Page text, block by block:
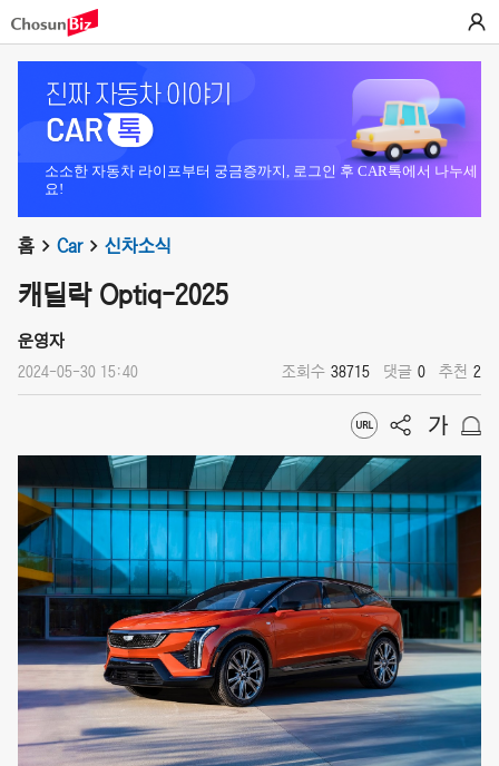
소소한 자동차 라이프부터 궁금증까지, 로그인 후 CAR톡에서 나누세
요!
홈 Car 신차소식
캐딜락 Optiq-2025
운영자
2024-05-30 15:40 조회수 38715 댓글 0 추천 2